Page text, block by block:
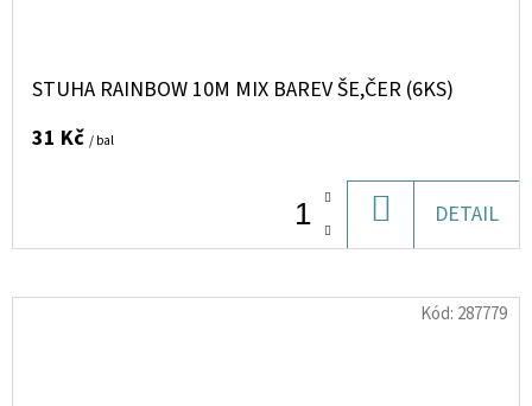
STUHA RAINBOW 10M MIX BAREV ŠE,ČER (6KS)
31 Kč / bal
KOŠÍKU
DETAIL
Kód: 287779